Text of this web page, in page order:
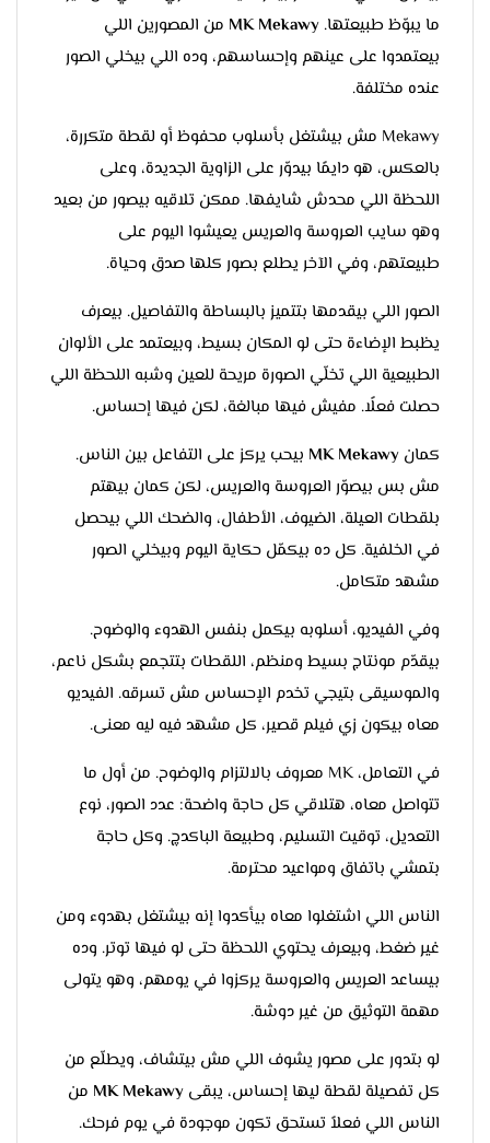
ما يبوّظ طبيعتها. MK Mekawy من المصورين اللي
بيعتمدوا على عينهم وإحساسهم، وده اللي بيخلي الصور
عنده مختلفة.
Mekawy مش بيشتغل بأسلوب محفوظ أو لقطة متكررة،
بالعكس، هو دايمًا بيدوّر على الزاوية الجديدة، وعلى
اللحظة اللي محدش شايفها. ممكن تلاقيه بيصور من بعيد
وهو سايب العروسة والعريس يعيشوا اليوم على
طبيعتهم، وفي الآخر يطلع بصور كلها صدق وحياة.
الصور اللي بيقدمها بتتميز بالبساطة والتفاصيل. بيعرف
يظبط الإضاءة حتى لو المكان بسيط، وبيعتمد على الألوان
الطبيعية اللي تخلّي الصورة مريحة للعين وشبه اللحظة اللي
حصلت فعلًا. مفيش فيها مبالغة، لكن فيها إحساس.
كمان MK Mekawy بيحب يركز على التفاعل بين الناس.
مش بس بيصوّر العروسة والعريس، لكن كمان بيهتم
بلقطات العيلة، الضيوف، الأطفال، والضحك اللي بيحصل
في الخلفية. كل ده بيكمّل حكاية اليوم وبيخلي الصور
مشهد متكامل.
وفي الفيديو، أسلوبه بيكمل بنفس الهدوء والوضوح.
بيقدّم مونتاج بسيط ومنظم، اللقطات بتتجمع بشكل ناعم،
والموسيقى بتيجي تخدم الإحساس مش تسرقه. الفيديو
معاه بيكون زي فيلم قصير، كل مشهد فيه ليه معنى.
في التعامل، MK معروف بالالتزام والوضوح. من أول ما
تتواصل معاه، هتلاقي كل حاجة واضحة: عدد الصور، نوع
التعديل، توقيت التسليم، وطبيعة الباكدچ. وكل حاجة
بتمشي باتفاق ومواعيد محترمة.
الناس اللي اشتغلوا معاه بيأكدوا إنه بيشتغل بهدوء ومن
غير ضغط، وبيعرف يحتوي اللحظة حتى لو فيها توتر. وده
بيساعد العريس والعروسة يركزوا في يومهم، وهو يتولى
مهمة التوثيق من غير دوشة.
لو بتدور على مصور يشوف اللي مش بيتشاف، ويطلّع من
كل تفصيلة لقطة ليها إحساس، يبقى MK Mekawy من
الناس اللي فعلاً تستحق تكون موجودة في يوم فرحك.